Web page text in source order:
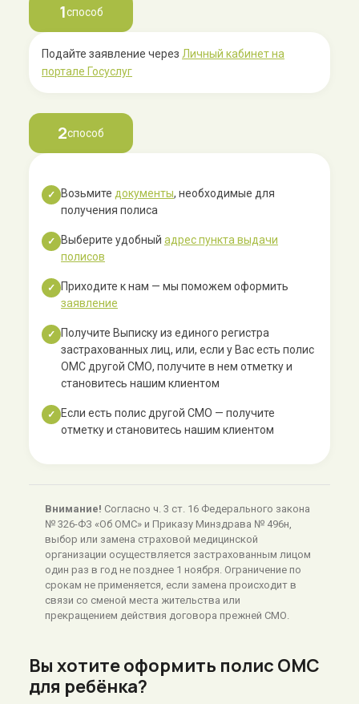
1способ
Подайте заявление через Личный кабинет на
портале Госуслуг
2способ
✓ Возьмите документы, необходимые для
получения полиса
✓ Выберите удобный адрес пункта выдачи
полисов
✓
Приходите к нам — мы поможем оформить
заявление
✓
Получите Выписку из единого регистра
застрахованных лиц, или, если у Вас есть полис
ОМС другой СМО, получите в нем отметку и
становитесь нашим клиентом
✓
Если есть полис другой СМО — получите
отметку и становитесь нашим клиентом
Внимание! Согласно ч. 3 ст. 16 Федерального закона
№ 326-ФЗ «Об ОМС» и Приказу Минздрава № 496н,
выбор или замена страховой медицинской
организации осуществляется застрахованным лицом
один раз в год не позднее 1 ноября. Ограничение по
срокам не применяется, если замена происходит в
связи со сменой места жительства или
прекращением действия договора прежней СМО.
Вы хотите оформить полис ОМС
для ребёнка?